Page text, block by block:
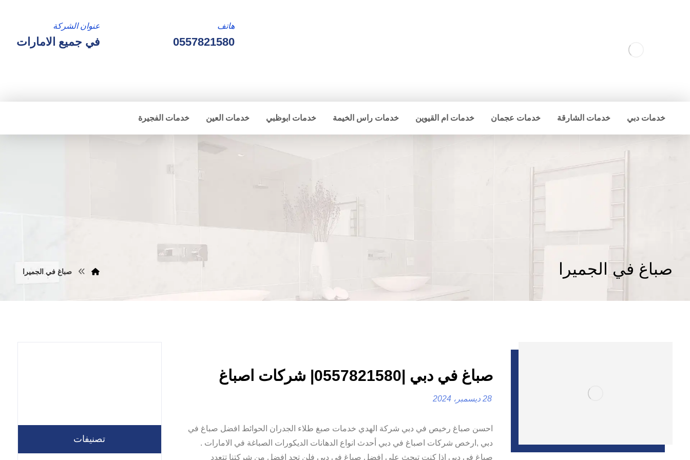
عنوان الشركة
في جميع الامارات
هاتف
0557821580
خدمات دبي خدمات الشارقة خدمات عجمان خدمات ام القيوين خدمات راس الخيمة خدمات ابوظبي خدمات العين خدمات الفجيرة
صباغ في الجميرا صباغ في الجميرا
صباغ في دبي |0557821580| شركات اصباغ
28 ديسمبر، 2024
احسن صباغ رخيص في دبي شركة الهدي خدمات صبغ طلاء الجدران الحوائط افضل صباغ في
دبي ,ارخص شركات اصباغ في دبي أحدث انواع الدهانات الديكورات الصباغة في الامارات .
صباغ في دبي اذا كنت تبحث علي افضل صباغ في دبي فلن تجد افضل من شركتنا تتعدد
تصنيفات